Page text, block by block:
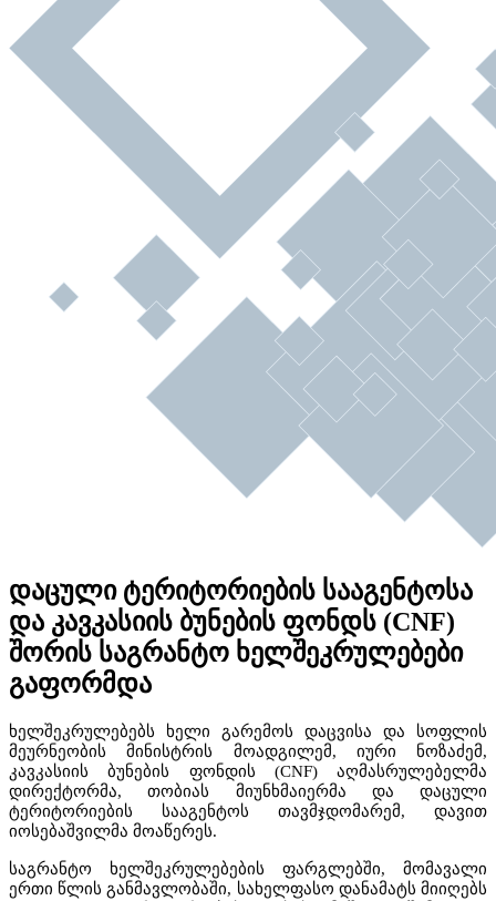
დაცული ტერიტორიების სააგენტოსა
და კავკასიის ბუნების ფონდს (CNF)
შორის საგრანტო ხელშეკრულებები
გაფორმდა
ხელშეკრულებებს ხელი გარემოს დაცვისა და
სოფლის
მეურნეობის
მინისტრის მოადგილემ, იური ნოზაძემ,
კავკასიის
ბუნების ფონდის (CNF) აღმასრულებელმა
დირექტორმა,თობიას მიუნხმაიერმა და
დაცული
ტერიტორიების
სააგენტოს თავმჯდომარემ, დავით
იოსებაშვილმა მოაწერეს.
საგრანტო ხელშეკრულებების ფარგლებში, მომავალი
ერთი წლის განმავლობაში, სახელფასო დანამატს მიიღებს